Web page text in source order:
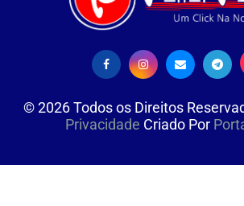
©2026Todos os Direitos
Privacidade Criado Por